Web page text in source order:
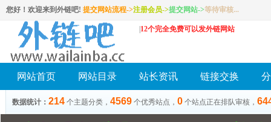
您好！欢迎来到外链吧! 提交网站流程->注册会员->提交网站->等待审核...
12个完全免费可以发外链网站
网站首页 网站目录 站长资讯 链接交换
数据统计： 214 个主题分类， 4569 个优秀站点， 0 个站点正在排队审核，